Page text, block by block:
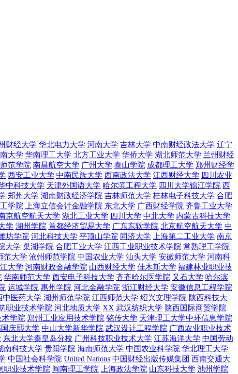
财经大学 华北电力大学 河南大学 吉林大学 中南财经政法大学 辽宁
大学 华南理工大学 北方工业大学 华侨大学 湖北师范大学 兰州财经
范学院 南昌航空大学 广州大学 泰山学院 成都理工大学 郑州财经学
西安工业大学 中南民族大学 西南政法大学 江西财经大学 四川农业
中科技大学 天津外国语大学 哈尔滨工程大学 四川大学锦江学院 西
郑州大学 湖南财政经济学院 吉林师范大学 桂林电子科技大学 合肥
学院 上海立信会计金融学院 东北大学 广西财经学院 齐鲁工业大学
京航空航天大学 湖北工业大学 四川大学 中北大学 内蒙古科技大学
学 湖州学院 首都经济贸易大学 广东东软学院 北京航空航天大学 中
坊学院 河北科技大学 平顶山学院 同济大学 上海第二工业大学 南京
大学 巢湖学院 合肥工业大学 江西工业职业技术学院 常熟理工学院
范大学 沧州师范学院 中国农业大学 汕头大学 安徽师范大学 河南科
大学 河南财政金融学院 山西财经大学 佳木斯大学 福建林业职业技
华南师范大学 西安电子科技大学 齐齐哈尔医学院 又石大学 哈尔滨
运城学院 惠州学院 河北金融学院 浙江财经大学 安徽信息工程学院
中医药大学 湖州师范学院 江西师范大学 绍兴文理学院 陕西科技大
职业技术学院 河北地质大学 XX 武汉纺织大学 陕西国际商贸学院
学院 郑州工业应用技术学院 铭传大学 天津理工大学中环信息学院
庆熙大学 中山大学新华学院 武汉设计工程学院 广西农业职业技术
东北大学秦皇岛分校 广州科技职业技术大学 江苏海洋大学 中国劳动
南科技大学 贵阳学院 海南师范大学 中国农业科学院 华北理工大学
中国社会科学院 United Nations 中国财经出版传媒集团 西南交通大
职业技术学院 闽南理工学院 上海政法学院 山东科技大学 池州学院